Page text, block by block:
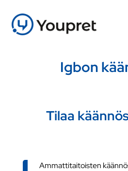
Igbon
Tilaa
Ammattitaitoisten